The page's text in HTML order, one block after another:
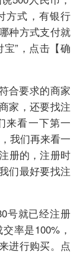
方式，有银行
种方式支付就
”，点击【确
合要求的商家
家，还要找注
来看一下第一
我们再来看一
册的，注册时
们最好要找注
号就已经注册
率是100%，
进行购买。点